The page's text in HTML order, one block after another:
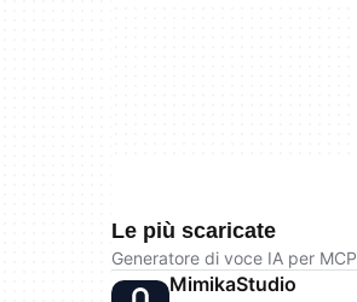
Le più scaricate
Generatore di voce IA per MCP
MimikaStudio